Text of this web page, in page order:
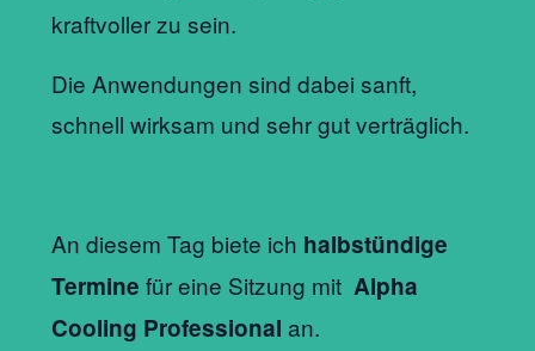
kraftvoller zu sein.
Die Anwendungen sind dabei sanft,
schnell wirksam und sehr gut verträglich.
An diesem Tag biete ich halbstündige
Termine für eine Sitzung mit Alpha
Cooling Professional an.